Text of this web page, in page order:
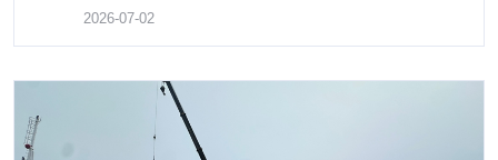
了解更多2026-07-02